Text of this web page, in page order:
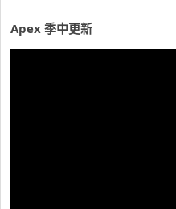
Apex 季中更新